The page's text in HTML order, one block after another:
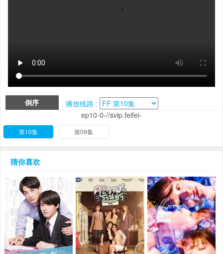
倒序
播放线路 :
ep10-0-//svip.feifei-
第10集 第09集
猜你喜欢